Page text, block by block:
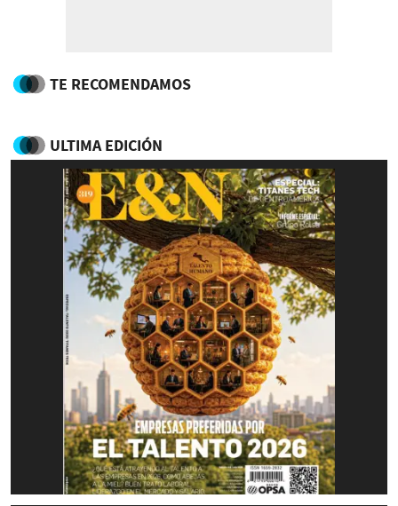
TE RECOMENDAMOS
ULTIMA EDICIÓN